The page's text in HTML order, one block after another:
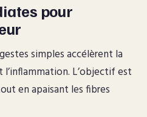
pour
simples accélèrent la
L’objectif est
en apaisant les fibres